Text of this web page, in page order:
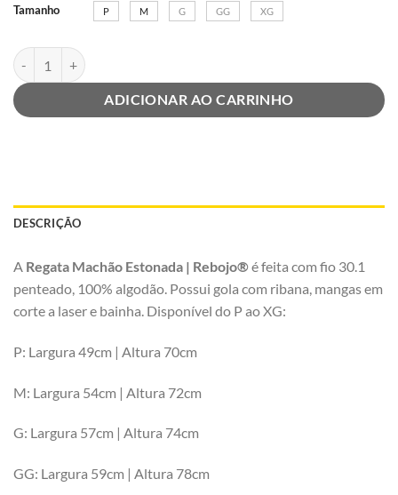
Tamanho P M G GG XG
Regata Machão Estonada Verde | Rebojo® quantidade
ADICIONAR AO CARRINHO
DESCRIÇÃO
A Regata Machão Estonada | Rebojo®é feita com fio 30.1
penteado, 100% algodão. Possui gola com ribana, mangas em
corte a laser e bainha. Disponível do P ao XG:
P: Largura 49cm | Altura 70cm
M: Largura 54cm | Altura 72cm
G: Largura 57cm | Altura 74cm
GG: Largura 59cm | Altura 78cm